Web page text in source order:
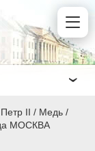
Петр II / Медь /
МОСКВА